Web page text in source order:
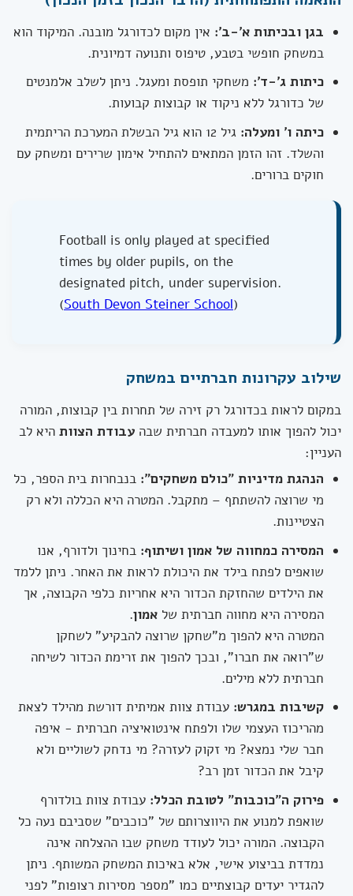
בגן ובכיתות א'-ב': אין מקום לכדורגל מובנה. המיקוד הוא
במשחק חופשי בטבע, טיפוס ותנועה דמיונית.
כיתות ג'-ד': משחקי תופסת ומעגל. ניתן לשלב אלמנטים
של כדורגל ללא ניקוד או קבוצות קבועות.
כיתה ו' ומעלה:
גיל 12 הוא גיל הבשלת המערכת הריתמית
והשלד. זהו הזמן המתאים להתחיל אימון שרירים ומשחק עם
חוקים ברורים.
Football is only played at specified
times by older pupils, on the
designated pitch, under supervision.
(South Devon Steiner School)
שילוב עקרונות חברתיים במשחק
במקום לראות בכדורגל רק זירה של תחרות בין קבוצות, המורה
יכול להפוך אותו למעבדה חברתית שבה עבודת הצוות היא לב
העניין:
הנהגת מדיניות "כולם משחקים":בנבחרות בית הספר, כל
מי שרוצה להשתתף – מתקבל. המטרה היא הכללה ולא רק
הצטיינות.
המסירה כמחווה של אמון ושיתוף:בחינוך ולדורף, אנו
שואפים לפתח בילד את היכולת לראות את האחר. ניתן ללמד
את הילדים שהחזקת הכדור היא אחריות כלפי הקבוצה, אך
המסירה היא מחווה חברתית שלאמון.
המטרה היא להפוך מ"שחקן שרוצה להבקיע" לשחקן
ש"רואה את חברו", ובכך להפוך את זרימת הכדור לשיחה
חברתית ללא מילים.
קשיבות במגרש: עבודת צוות אמיתית דורשת מהילד לצאת
מהריכוז העצמי שלו ולפתח אינטואיציה חברתית - איפה
חבר שלי נמצא? מי זקוק לעזרה? מי נדחק לשוליים ולא
קיבל את הכדור זמן רב?
פירוק ה"כוכבות" לטובת הכלל: עבודת צוות בולדורף
שואפת למנוע את היווצרותם של "כוכבים" שסביבם נעה כל
הקבוצה. המורה יכול לעודד משחק שבו ההצלחה אינה
נמדדת בביצוע אישי, אלא באיכות המשחק המשותף. ניתן
להגדיר יעדים קבוצתיים כמו "מספר מסירות רצופות" לפני